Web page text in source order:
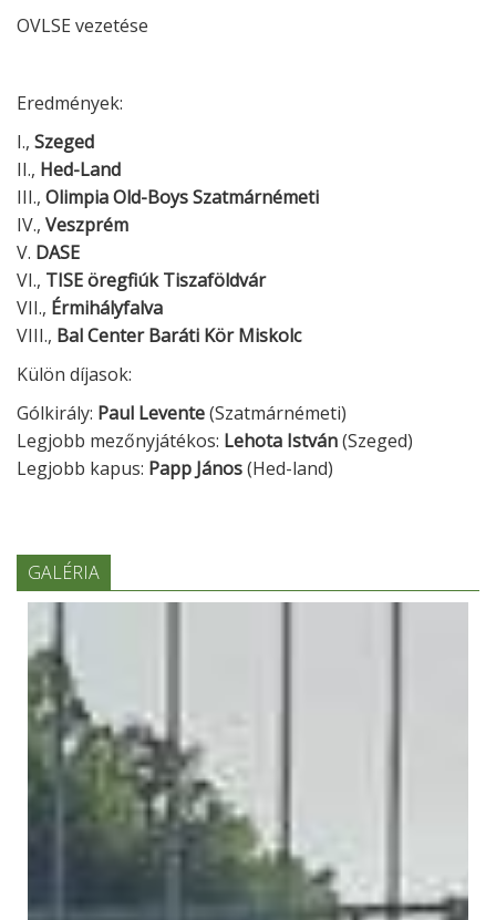
OVLSE vezetése
Eredmények:
I., Szeged
II., Hed-Land
III., Olimpia Old-Boys Szatmárnémeti
IV., Veszprém
V. DASE
VI., TISE öregfiúk Tiszaföldvár
VII., Érmihályfalva
VIII., Bal Center Baráti Kör Miskolc
Külön díjasok:
Gólkirály: Paul Levente(Szatmárnémeti)
Legjobb mezőnyjátékos: Lehota István(Szeged)
Legjobb kapus: Papp János(Hed-land)
GALÉRIA